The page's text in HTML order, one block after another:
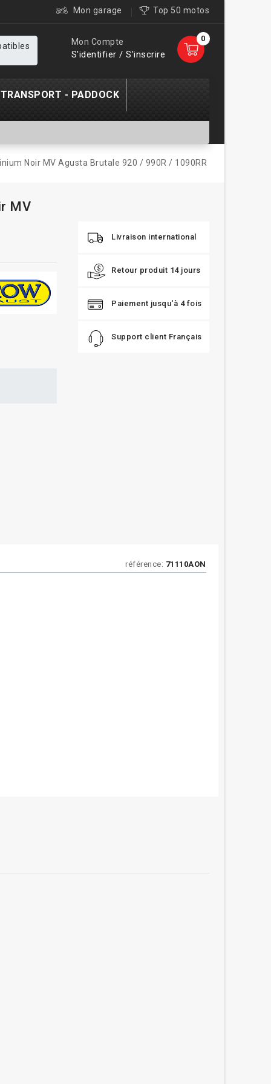
Mon garage Top 50 motos
0
Mon Compte
S'identifier / S'inscrire
TRANSPORT - PADDOCK
Noir MV Agusta Brutale 920 / 990R / 1090RR
MV
Livraison international
Retour produit 14 jours
Paiement jusqu'à 4 fois
Support client Français
référence: 71110AON